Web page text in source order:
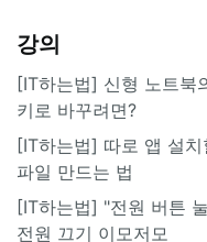
강의
[IT하는법] 신형 노트북
키로 바꾸려면?
[IT하는법] 따로 앱 설
파일 만드는 법
[IT하는법] "전원 버튼
전원 끄기 이모저모